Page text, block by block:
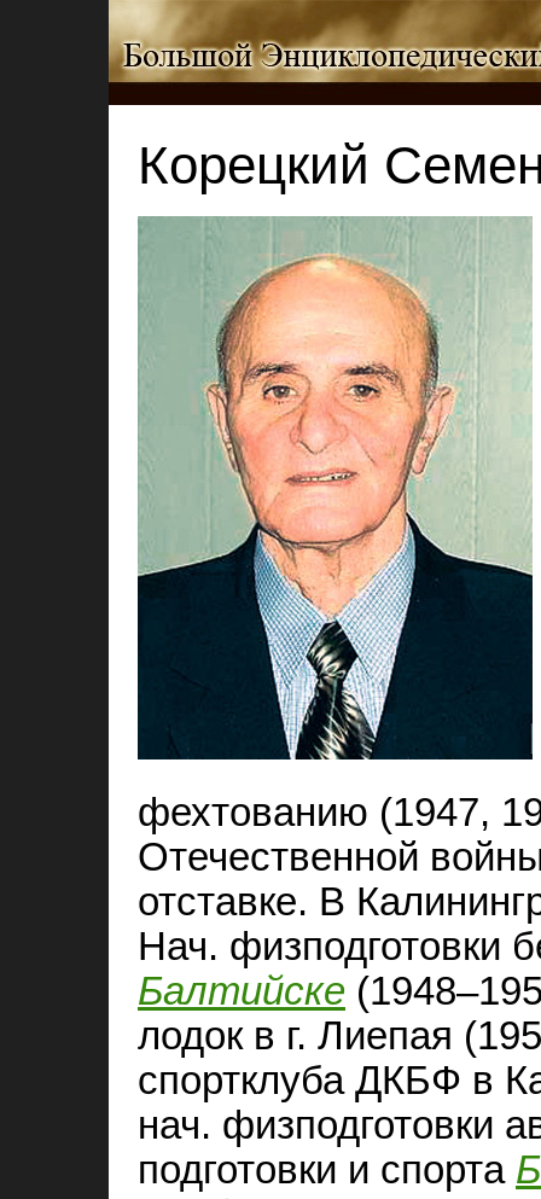
Корецкий
фехтованию (1947,
Отечественной
отставке. В
Нач. физподготовки
Балтийске
лодок в г. Лиепая
спортклуба ДКБФ в
нач. физподготовки
подготовки и спорта